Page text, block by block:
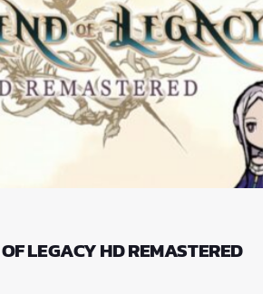
LEGACY HD REMASTERED